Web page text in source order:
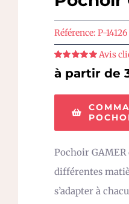
Référence: P-14126
Note sur 5
Avis
à partir de
Pochoir
différentes
s’adapter à